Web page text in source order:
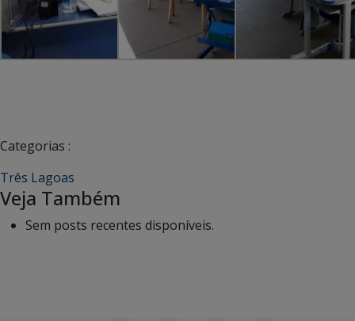
Categorias :
Três Lagoas
Veja Também
Sem posts recentes disponíveis.